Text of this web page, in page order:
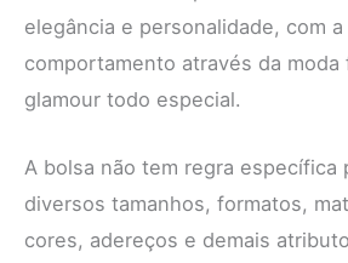
elegância e personalidade, com
comportamento através da moda
glamour todo especial.
A bolsa não tem regra específica
diversos tamanhos, formatos,
cores, adereços e demais